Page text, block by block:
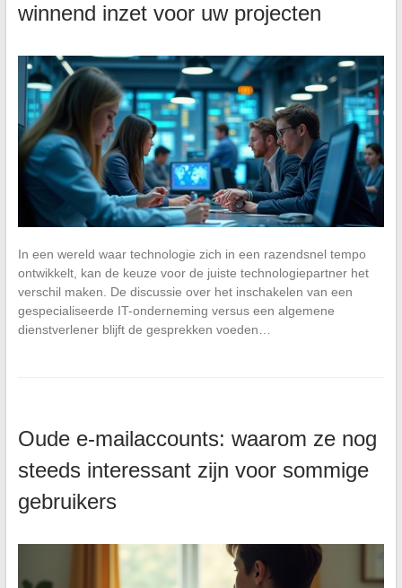
winnend inzet voor uw projecten
In een wereld waar technologie zich in een razendsnel tempo
ontwikkelt, kan de keuze voor de juiste technologiepartner het
verschil maken. De discussie over het inschakelen van een
gespecialiseerde IT-onderneming versus een algemene
dienstverlener blijft de gesprekken voeden…
Oude e-mailaccounts: waarom ze nog
steeds interessant zijn voor sommige
gebruikers